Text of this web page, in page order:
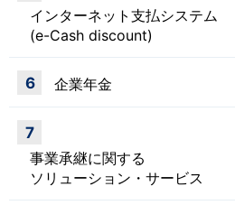
インターネット支払システム
(e-Cash discount)
6 企業年金
7
事業承継に関する
ソリューション・サービス